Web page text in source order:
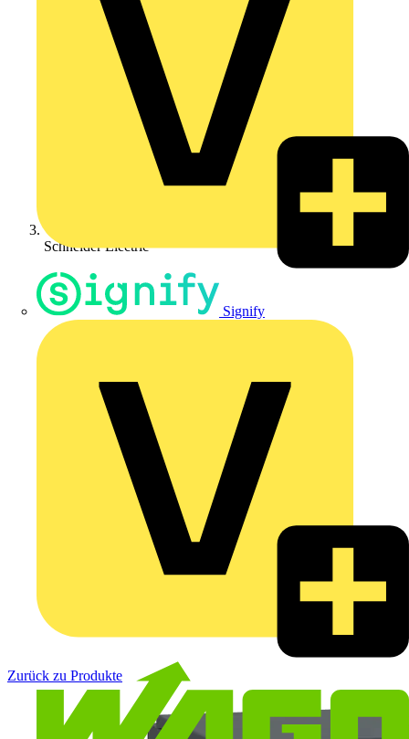
Signify
Schneider Electric
Zurück zu Produkte